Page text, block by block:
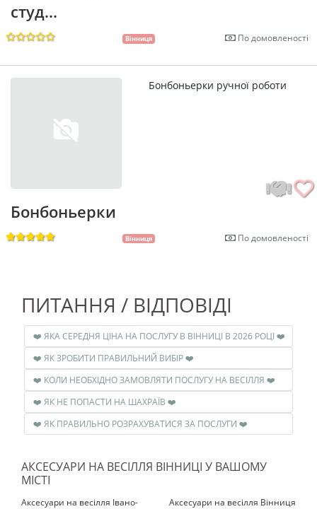
студ...
Вінниця По домовленості
Бонбоньерки ручної роботи
Бонбоньерки
Вінниця По домовленості
ПИТАННЯ / ВІДПОВІДІ
❤️ ЯКА СЕРЕДНЯ ЦІНА НА ПОСЛУГУ В ВІННИЦІ В 2026 РОЦІ ❤️
❤️ ЯК ЗРОБИТИ ПРАВИЛЬНИЙ ВИБІР ❤️
❤️ КОЛИ НЕОБХІДНО ЗАМОВЛЯТИ ПОСЛУГУ НА ВЕСІЛЛЯ ❤️
❤️ ЯК НЕ ПОПАСТИ НА ШАХРАЇВ ❤️
❤️ ЯК ПРАВИЛЬНО РОЗРАХУВАТИСЯ ЗА ПОСЛУГИ ❤️
АКСЕСУАРИ НА ВЕСІЛЛЯ ВІННИЦІ У ВАШОМУ
МІСТІ
Аксесуари на весілля Івано-
Аксесуари на весілля Вінниця